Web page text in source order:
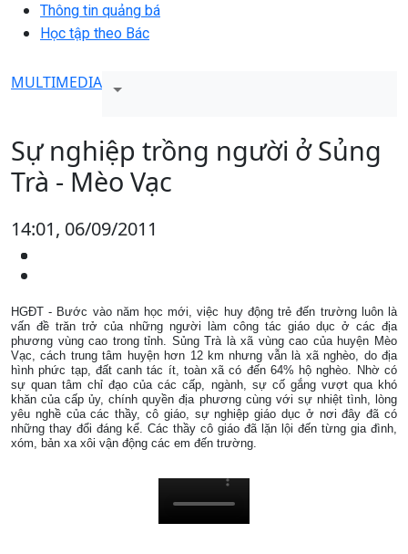
Thông tin quảng bá
Học tập theo Bác
MULTIMEDIA
Sự nghiệp trồng người ở Sủng
Trà - Mèo Vạc
14:01, 06/09/2011
HGĐT - Bước vào năm học mới, việc huy động trẻ đến trường luôn là
vấn đề trăn trở của những người làm công tác giáo dục ở các địa
phương vùng cao trong tỉnh. Sủng Trà là xã vùng cao của huyện Mèo
Vạc, cách trung tâm huyện hơn 12 km nhưng vẫn là xã nghèo, do địa
hình phức tạp, đất canh tác ít, toàn xã có đến 64% hộ nghèo. Nhờ có
sự quan tâm chỉ đạo của các cấp, ngành, sự cố gắng vượt qua khó
khăn của cấp ủy, chính quyền địa phương cùng với sự nhiệt tình, lòng
yêu nghề của các thầy, cô giáo, sự nghiệp giáo dục ở nơi đây đã có
những thay đổi đáng kể. Các thầy cô giáo đã lặn lội đến từng gia đình,
xóm, bản xa xôi vận động các em đến trường.